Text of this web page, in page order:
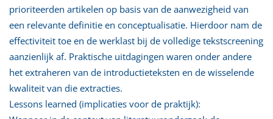
prioriteerden artikelen op basis van de aanwezigheid van
een relevante definitie en conceptualisatie. Hierdoor nam de
effectiviteit toe en de werklast bij de volledige tekstscreening
aanzienlijk af. Praktische uitdagingen waren onder andere
het extraheren van de introductieteksten en de wisselende
kwaliteit van die extracties.
Lessons learned (implicaties voor de praktijk):